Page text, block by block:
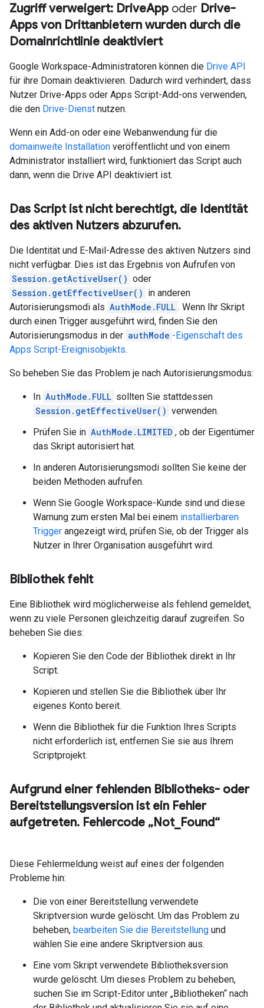
Zugriff verweigert: DriveApp oder Drive-
Apps von Drittanbietern wurden durch die
Domainrichtlinie deaktiviert
Google Workspace-Administratoren können die Drive API
für ihre Domain deaktivieren. Dadurch wird verhindert, dass
Nutzer Drive-Apps oder Apps Script-Add-ons verwenden,
die den Drive-Dienst nutzen.
Wenn ein Add-on oder eine Webanwendung für die
domainweite Installation veröffentlicht und von einem
Administrator installiert wird, funktioniert das Script auch
dann, wenn die Drive API deaktiviert ist.
Das Script ist nicht berechtigt, die Identität
des aktiven Nutzers abzurufen.
Die Identität und E-Mail-Adresse des aktiven Nutzers sind
nicht verfügbar. Dies ist das Ergebnis von Aufrufen von
Session.getActiveUser() oder
Session.getEffectiveUser() in anderen
Autorisierungsmodi als AuthMode.FULL . Wenn Ihr Skript
durch einen Trigger ausgeführt wird, finden Sie den
Autorisierungsmodus in der authMode -Eigenschaft des
Apps Script-Ereignisobjekts.
So beheben Sie das Problem je nach Autorisierungsmodus:
In AuthMode.FULL sollten Sie stattdessen
Session.getEffectiveUser() verwenden.
Prüfen Sie in AuthMode.LIMITED , ob der Eigentümer
das Skript autorisiert hat.
In anderen Autorisierungsmodi sollten Sie keine der
beiden Methoden aufrufen.
Wenn Sie Google Workspace-Kunde sind und diese
Warnung zum ersten Mal bei einem installierbaren
Trigger angezeigt wird, prüfen Sie, ob der Trigger als
Nutzer in Ihrer Organisation ausgeführt wird.
Bibliothek fehlt
Eine Bibliothek wird möglicherweise als fehlend gemeldet,
wenn zu viele Personen gleichzeitig darauf zugreifen. So
beheben Sie dies:
Kopieren Sie den Code der Bibliothek direkt in Ihr
Script.
Kopieren und stellen Sie die Bibliothek über Ihr
eigenes Konto bereit.
Wenn die Bibliothek für die Funktion Ihres Scripts
nicht erforderlich ist, entfernen Sie sie aus Ihrem
Scriptprojekt.
Aufgrund einer fehlenden Bibliotheks- oder
Bereitstellungsversion ist ein Fehler
aufgetreten. Fehlercode „Not_ Found“
Diese Fehlermeldung weist auf eines der folgenden
Probleme hin:
Die von einer Bereitstellung verwendete
Skriptversion wurde gelöscht. Um das Problem zu
beheben, bearbeiten Sie die Bereitstellung und
wählen Sie eine andere Skriptversion aus.
Eine vom Skript verwendete Bibliotheksversion
wurde gelöscht. Um dieses Problem zu beheben,
suchen Sie im Script-Editor unter „Bibliotheken“ nach